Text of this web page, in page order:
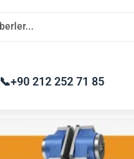
📞+90 212 252 71 85